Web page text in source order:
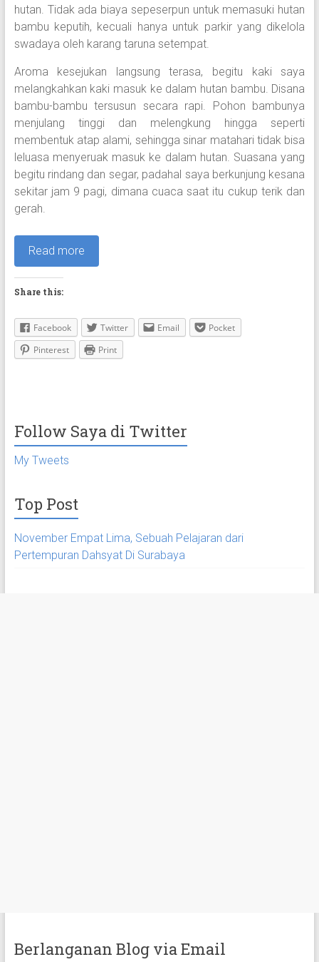
hutan. Tidak ada biaya sepeserpun untuk memasuki hutan
bambu keputih, kecuali hanya untuk parkir yang dikelola
swadaya oleh karang taruna setempat.
Aroma kesejukan langsung terasa, begitu kaki saya
melangkahkan kaki masuk ke dalam hutan bambu. Disana
bambu-bambu tersusun secara rapi. Pohon bambunya
menjulang tinggi dan melengkung hingga seperti
membentuk atap alami, sehingga sinar matahari tidak bisa
leluasa menyeruak masuk ke dalam hutan. Suasana yang
begitu rindang dan segar, padahal saya berkunjung kesana
sekitar jam 9 pagi, dimana cuaca saat itu cukup terik dan
gerah.
Read more
Share this:
Facebook Twitter Email
Pocket
Pinterest
Print
Follow Saya di Twitter
My Tweets
Top Post
November Empat Lima, Sebuah Pelajaran dari
Pertempuran Dahsyat Di Surabaya
Berlanganan Blog via Email